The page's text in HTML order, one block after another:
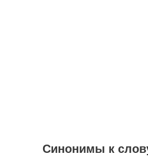
Синонимы к